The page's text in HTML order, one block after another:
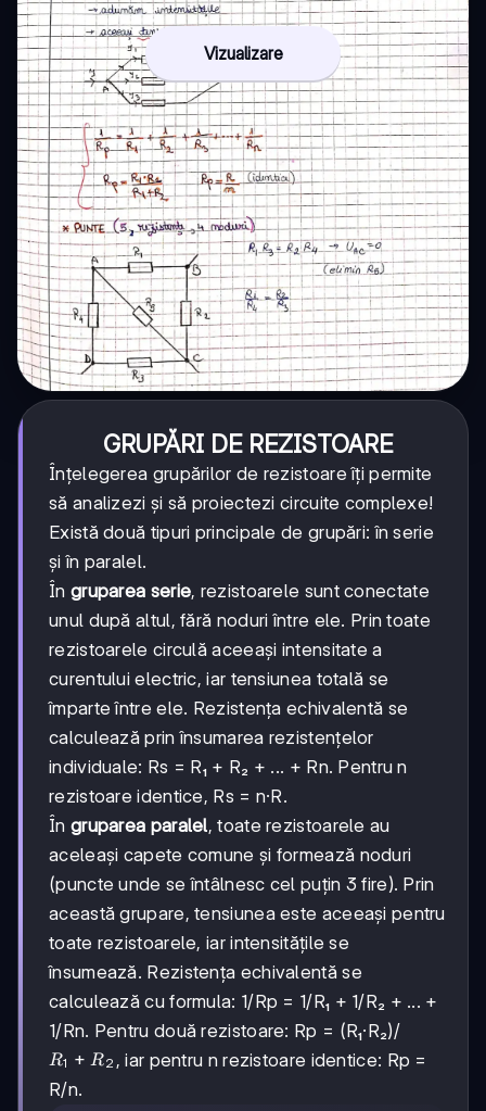
Vizualizare
GRUPĂRI DE REZISTOARE
Înțelegerea grupărilor de rezistoare îți permite
să analizezi și să proiectezi circuite complexe!
Există două tipuri principale de grupări: în serie
și în paralel.
În gruparea serie, rezistoarele sunt conectate
unul după altul, fără noduri între ele. Prin toate
rezistoarele circulă aceeași intensitate a
curentului electric, iar tensiunea totală se
împarte între ele. Rezistența echivalentă se
calculează prin însumarea rezistențelor
individuale: Rs = R₁ + R₂ + ... + Rn. Pentru n
rezistoare identice, Rs = n·R.
În gruparea paralel, toate rezistoarele au
aceleași capete comune și formează noduri
(puncte unde se întâlnesc cel puțin 3 fire). Prin
această grupare, tensiunea este aceeași pentru
toate rezistoarele, iar intensitățile se
însumează. Rezistența echivalentă se
calculează cu formula: 1/Rp = 1/R₁ + 1/R₂ + ... +
1/Rn. Pentru două rezistoare: Rp = (R₁·R₂)/
R₁+R₂
R1 + R2 , iar pentru n rezistoare identice: Rp =
R/n.